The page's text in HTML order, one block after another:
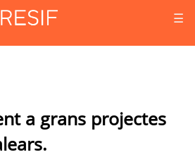
☰
a grans projectes